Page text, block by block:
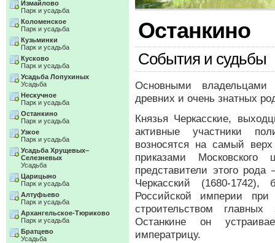
Останкино
События и судьбы
Основными владельцами
древних и очень знатных
Князья Черкасские,
активные участники
возносятся на самый
приказами
представители этого
Черкасский (1680-1742),
Российской империи
строительством
Останкине он
императрицу.
Измайлово
Парк и усадьба
Коломенское
Парк и усадьба
Кузьминки
Парк и усадьба
Кусково
Парк и усадьба
Усадьба Лопухиных
Усадьба
Нескучное
Парк и усадьба
Останкино
Парк и усадьба
Узкое
Парк и усадьба
Усадьба Хрущевых–
Селезневых
Усадьба
Царицыно
Парк и усадьба
Алтуфьево
Парк и усадьба
Архангельское-Тюриково
Парк и усадьба
Братцево
Усадьба